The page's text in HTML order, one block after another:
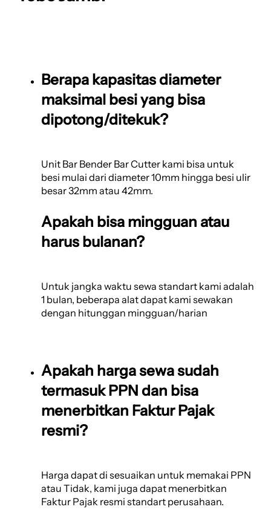
Berapa kapasitas diameter
maksimal besi yang bisa
dipotong/ditekuk?
Unit Bar Bender Bar Cutter kami bisa untuk
besi mulai dari diameter 10mm hingga besi ulir
besar 32mm atau 42mm.
Apakah bisa mingguan atau
harus bulanan?
Untuk jangka waktu sewa standart kami adalah
1 bulan, beberapa alat dapat kami sewakan
dengan hitunggan mingguan/harian
Apakah harga sewa sudah
termasuk PPN dan bisa
menerbitkan Faktur Pajak
resmi?
Harga dapat di sesuaikan untuk memakai PPN
atau Tidak, kami juga dapat menerbitkan
Faktur Pajak resmi standart perusahaan.